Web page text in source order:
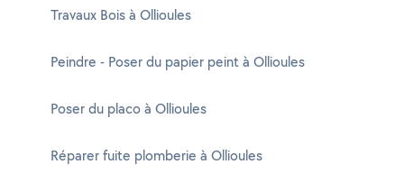
Travaux Bois à Ollioules
Peindre - Poser du papier peint à Ollioules
Poser du placo à Ollioules
Réparer fuite plomberie à Ollioules